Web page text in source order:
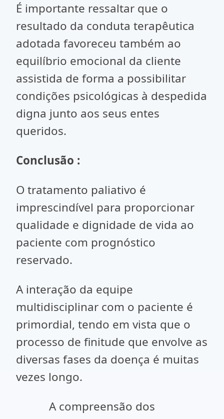
É importante ressaltar que o
resultado da conduta terapêutica
adotada favoreceu também ao
equilíbrio emocional da cliente
assistida de forma a possibilitar
condições psicológicas à despedida
digna junto aos seus entes
queridos.
Conclusão :
O tratamento paliativo é
imprescindível para proporcionar
qualidade e dignidade de vida ao
paciente com prognóstico
reservado.
A interação da equipe
multidisciplinar com o paciente é
primordial, tendo em vista que o
processo de finitude que envolve as
diversas fases da doença é muitas
vezes longo.
A compreensão dos